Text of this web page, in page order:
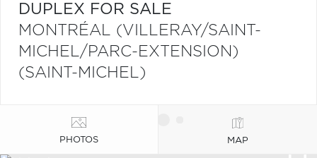
DUPLEX FOR SALE
MONTRÉAL (VILLERAY/SAINT-
MICHEL/PARC-EXTENSION)
(SAINT-MICHEL)
PHOTOS MAP